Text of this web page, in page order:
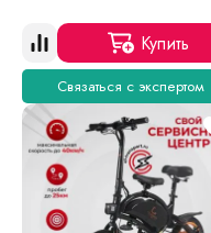
Купить
Связаться с экспертом